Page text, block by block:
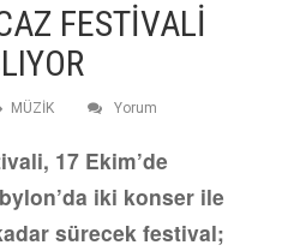
FESTİVALİ
MÜZİK Yorum
17 Ekim’de
iki konser ile
sürecek festival;